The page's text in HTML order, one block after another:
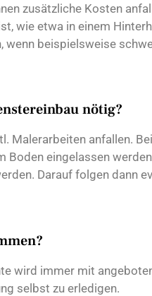
zusätzliche Kosten
wie etwa in einem
wenn beispielsweise
nötig?
Malerarbeiten anfallen.
Boden eingelassen
Darauf folgen dann
wird immer mit
selbst zu erledigen.